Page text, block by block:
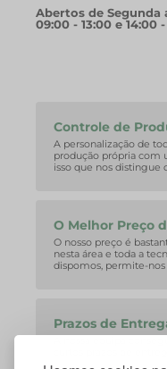
Abertos de Segunda
09:00 - 13:00 e 14:00
Controle de
A personalização de
produção própria com
isso que nos distingue
O Melhor Preço
O nosso preço é
nesta área e toda a
dispomos, permite-
Prazos de